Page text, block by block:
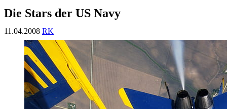
Die Stars der US Navy
11.04.2008 RK